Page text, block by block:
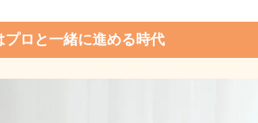
プロと一緒に進める時代